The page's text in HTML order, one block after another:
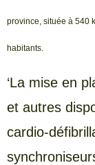
province, située à 540
habitants.
‘La mise en
et autres
cardio-